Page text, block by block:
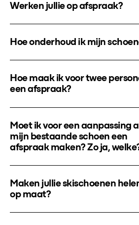
Werken jullie op afspraak?
Hoe onderhoud ik mijn
Hoe maak ik voor twee
een afspraak?
Moet ik voor een aanpassing
mijn bestaande schoen een
afspraak maken? Zo ja,
Maken jullie skischoenen
op maat?